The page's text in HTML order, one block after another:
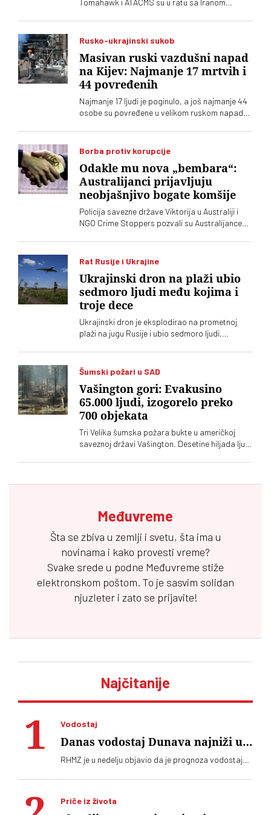
Tomahawk i ATACMS su u ratu sa Iranom
Rusko-ukrajinski sukob
Masivan ruski vazdušni napad
na Kijev: Najmanje 17 mrtvih i
44 povređenih
Najmanje 17 ljudi je poginulo, a još najmanje 44
osobe su povređene u velikom ruskom napadu
Borba protiv korupcije
Odakle mu nova „bembara“:
Australijanci prijavljuju
neobjašnjivo bogate komšije
Policija savezne države Viktorija u Australiji i
NGO Crime Stoppers pozvali su Australijance
pojedinaca zamislive u Srbiji?
Rat Rusije i Ukrajine
Ukrajinski dron na plaži ubio
sedmoro ljudi među kojima i
troje dece
Ukrajinski dron je eksplodirao na prometnoj
plaži na jugu Rusije i ubio sedmoro ljudi,
Šumski požari u SAD
Vašington gori: Evakusino
65.000 ljudi, izogorelo preko
700 objekata
Tri Velika šumska požara bukte u američkoj
saveznoj državi Vašington. Desetine hiljada ljudi
Međuvreme
Šta se zbiva u zemlji i svetu, šta ima u
novinama i kako provesti vreme?
Svake srede u podne Međuvreme stiže
elektronskom poštom. To je sasvim solidan
njuzleter i zato se prijavite!
Najčitanije
Vodostaj
Danas vodostaj Dunava najniži u
istoriji, oboren stogodišnji rekord
RHMZ je u nedelju objavio da je prognoza vodostaja
centimetara, što je istorijski rekord
Priče iz života